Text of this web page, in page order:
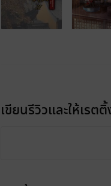
เขียนรีวิวและให้เรตติ้